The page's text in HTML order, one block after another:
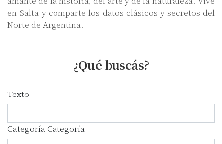
en Salta y comparte los datos clásicos y secretos del
Norte de Argentina.
¿Qué buscás?
Texto
Categoría Categoría